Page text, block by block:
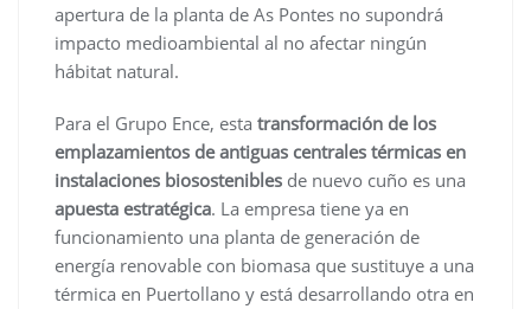
apertura de la planta de As Pontes no supondrá
impacto medioambiental al no afectar ningún
hábitat natural.
Para el Grupo Ence, esta transformación de los
emplazamientos de antiguas centrales térmicas en
instalaciones biosostenibles de nuevo cuño es una
apuesta estratégica. La empresa tiene ya en
funcionamiento una planta de generación de
energía renovable con biomasa que sustituye a una
térmica en Puertollano y está desarrollando otra en